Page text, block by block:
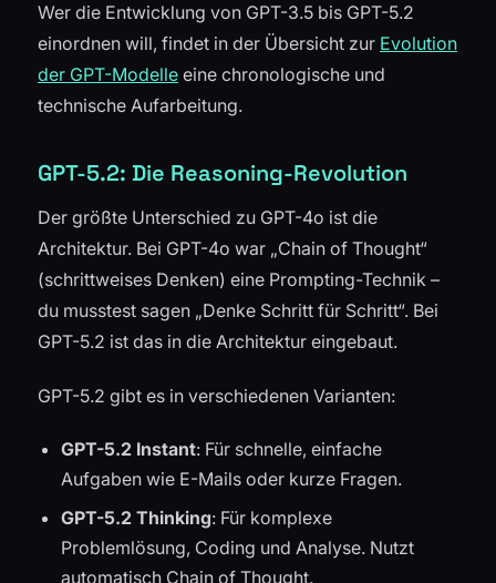
Wer die Entwicklung von GPT-3.5 bis GPT-5.2
einordnen will, findet in der Übersicht zur Evolution
der GPT-Modelle eine chronologische und
technische Aufarbeitung.
GPT-5.2: Die Reasoning-Revolution
Der größte Unterschied zu GPT-4o ist die
Architektur. Bei GPT-4o war „Chain of Thought“
(schrittweises Denken) eine Prompting-Technik –
du musstest sagen „Denke Schritt für Schritt“. Bei
GPT-5.2 ist das in die Architektur eingebaut.
GPT-5.2 gibt es in verschiedenen Varianten:
GPT-5.2 Instant: Für schnelle, einfache
Aufgaben wie E-Mails oder kurze Fragen.
GPT-5.2 Thinking: Für komplexe
Problemlösung, Coding und Analyse. Nutzt
automatisch Chain of Thought.